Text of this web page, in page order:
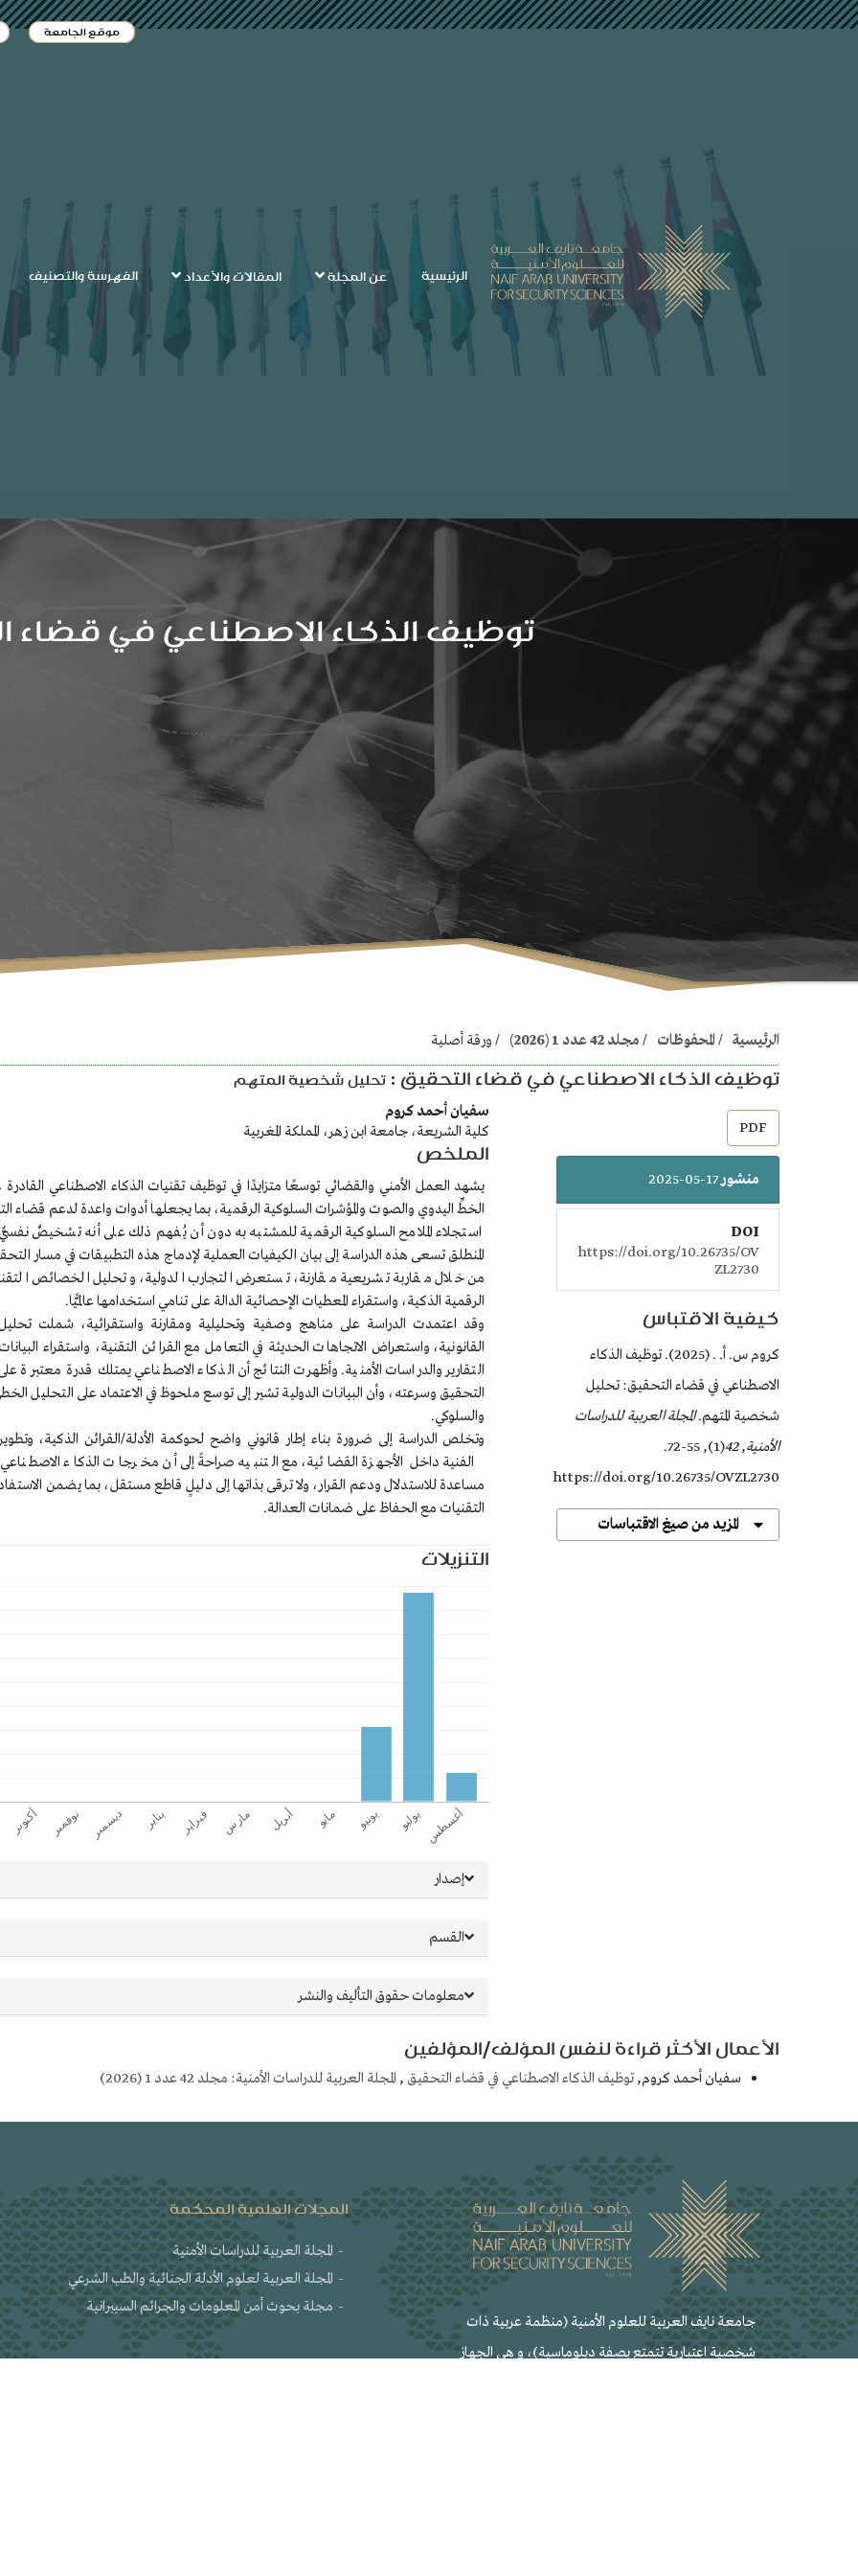
##plugins.themes.bootstrap3.accessible_menu.label##
موقع الجامعة
الرئيسية عن المجلة المقالات والأعداد الفهرسة والتصنيف
توظيف الذكاء الاصطناعي في قضاء
الرئيسية المحفوظات مجلد 42 عدد 1 (2026)
توظيف الذكاء الاصطناعي في قضاء التحقيق :تحليل شخصية المتهم
##plugins.themes.bootstrap3.article.sidebar##
PDF
منشور17-05-2025
DOI
https://doi.org/10.26735/OV
ZL2730
كيفية الاقتباس
كروم س. أ. . (2025). توظيف الذكاء
الاصطناعي في قضاء التحقيق: تحليل
شخصية المتهم.المجلة العربية للدراسات
الأمنية,
42
(1), 55-72.
https://doi.org/10.26735/OVZL2730
المزيد من صيغ الاقتباسات
##plugins.themes.bootstrap3.article.main##
سفيان أحمد كروم
كلية الشريعة، جامعة ابن زهر، المملكة المغربية
الملخص
يشهد العمل الأمني والقضائي توسعًا متزايدًا في توظيف تقنيات الذكاء الاصطناعي
الخطِّ اليدوي والصوت والمؤشرات السلوكية الرقمية، بما يجعلها أدوات واعدة لدعم قضاء
استجلاء الملامح السلوكية الرقمية للمشتبه به دون أن يُفهم ذلك على أنه تشخيصٌ
المنطلق تسعى هذه الدراسة إلى بيان الكيفيات العملية لإدماج هذه التطبيقات في مسار
من خلال مقاربة تشريعية مقارنة، تستعرض التجارب الدولية، وتحليل الخصائص
الرقمية الذكية، واستقراء المعطيات الإحصائية الدالة على تنامي استخدامها عالميًّا.
وقد اعتمدت الدراسة على مناهج وصفية وتحليلية ومقارنة واستقرائية، شملت
القانونية، واستعراض الاتجاهات الحديثة في التعامل مع القرائن التقنية، واستقراء البيانات
التقارير والدراسات الأمنية. وأظهرت النتائج أن الذكاء الاصطناعي يمتلك قدرة معتبرة
التحقيق وسرعته، وأن البيانات الدولية تشير إلى توسع ملحوظ في الاعتماد على التحليل
والسلوكي.
وتخلص الدراسة إلى ضرورة بناء إطار قانوني واضح لحوكمة الأدلة/القرائن الذكية،
الفنية داخل الأجهزة القضائية، مع التنبيه صراحةً إلى أن مخرجات الذكاء
مساعدة للاستدلال ودعم القرار، ولا ترقى بذاتها إلى دليلٍ قاطع مستقل، بما يضمن
التقنيات مع الحفاظ على ضمانات العدالة.
التنزيلات
##plugins.themes.bootstrap3.article.details##إصدار
القسم
معلومات حقوق التأليف والنشر
الأعمال الأكثر قراءة لنفس المؤلف/المؤلفين
سفيان أحمد كروم,توظيف الذكاء الاصطناعي في قضاء التحقيق , المجلة العربية للدراسات الأمنية: مجلد 42 عدد 1 (2026)
جامعة نايف العربية للعلوم الأمنية (منظمة عربية ذات
شخصية اعتبارية تتمتع بصفة دبلوماسية)، و هي الجهاز
المجلات العلمية المحكمة
المجلة العربية للدراسات الأمنية
المجلة العربية لعلوم الأدلة الجنائية والطب الشرعي
مجلة بحوث أمن المعلومات والجرائم السيبرانية